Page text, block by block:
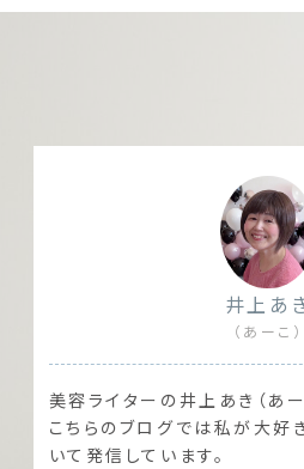
井上あ
（あーこ）
美容ライターの井上あき（あー
こちらのブログでは私が大好
いて発信しています。